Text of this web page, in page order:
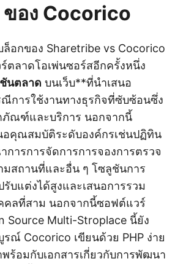
อง Cocorico
อกของ Sharetribe vs Cocorico
ตลาดโอเพ่นซอร์สอีกครั้งหนึ่ง
นตลาด บนเว็บ**ที่นำเสนอ
การใช้งานทางธุรกิจที่ซับซ้อนซึ่ง
ภัณฑ์และบริการ นอกจากนี้
อคุณสมบัติระดับองค์กรเช่นปฏิทิน
ารการจัดการการจองการตรวจ
สถานที่และอื่น ๆ โซลูชันการ
บแต่งได้สูงและเสนอการรวม
คลที่สาม นอกจากนี้ซอฟต์แวร์
Source Multi-Stroplace นี้ยัง
ณ์ Cocorico เขียนด้วย PHP ง่าย
ร้อมกับเอกสารเกี่ยวกับการพัฒนา